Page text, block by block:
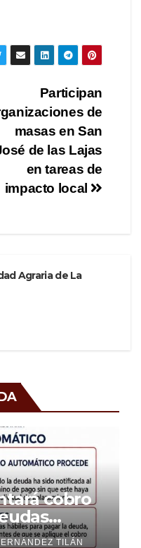
Participan
de
masas en San
de las Lajas
en tareas de
impacto local
Agraria de La
cobro
de nuevas
TILÁN